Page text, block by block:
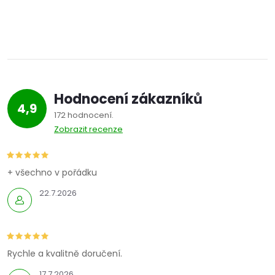
l
d
a
c
í
p
r
v
4,9 Hodnocení zákazníků
172 hodnocení
Zobrazit recenze
22.7.2026
+ všechno v pořádku
Rychle a kvalitně doručení.